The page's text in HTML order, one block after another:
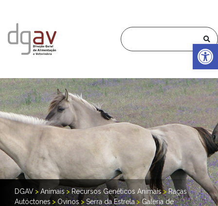
DGAV > Animais> Recursos Genéticos Animais>Raças
Autóctones > Ovinos>Serra da Estrela>Galeria de